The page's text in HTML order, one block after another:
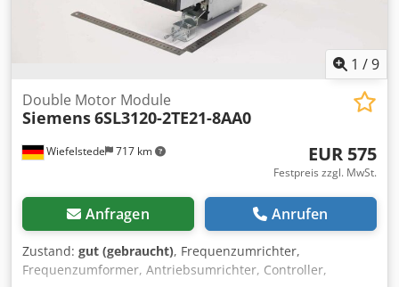
1 /9
Wiefelstede 717 km
Double Motor Module
Siemens6SL3120-2TE21-8AA0
EUR 575
Festpreis zzgl. MwSt.
Anfragen Anrufen
Zustand: gut (gebraucht), Frequenzumrichter,
Frequenzumformer, Antriebsumrichter, Controller,